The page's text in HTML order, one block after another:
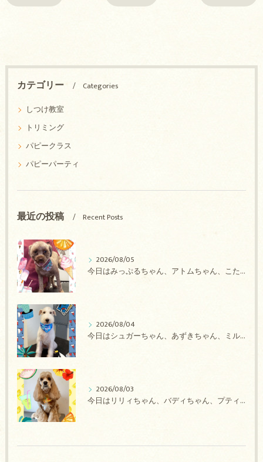
カテゴリー
Categories
しつけ教室
トリミング
パピークラス
パピーパーティ
最近の投稿 Recent Posts
2026/08/05
今日はみっぷるちゃん、アトムちゃん、こたろうちゃん、ルルちゃん、アンジュちゃん、がぶちゃんのトリミングの紹介です【奈良のエース動物病院】
2026/08/04
今日はシュガーちゃん、あずきちゃん、ミルキーちゃん、コロンちゃん、ココちゃんのトリミングの紹介です【奈良のエース動物病院】
2026/08/03
今日はリリィちゃん、バディちゃん、プティちゃん、ナッツちゃん、レンちゃんのトリミングの紹介です【奈良のエース動物病院】